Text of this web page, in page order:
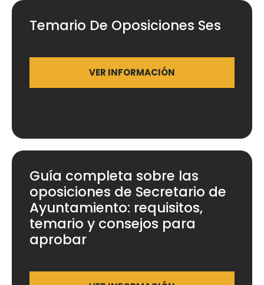
Temario De Oposiciones Ses
VER INFORMACIÓN
Guía completa sobre las
oposiciones de Secretario de
Ayuntamiento: requisitos,
temario y consejos para
aprobar